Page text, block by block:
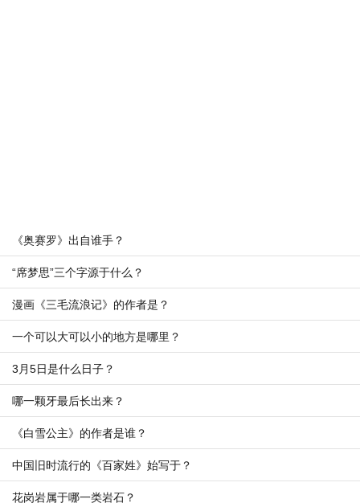
《奥赛罗》出自谁手？
“席梦思”三个字源于什么？
漫画《三毛流浪记》的作者是？
一个可以大可以小的地方是哪里？
3月5日是什么日子？
哪一颗牙最后长出来？
《白雪公主》的作者是谁？
中国旧时流行的《百家姓》始写于？
花岗岩属于哪一类岩石？